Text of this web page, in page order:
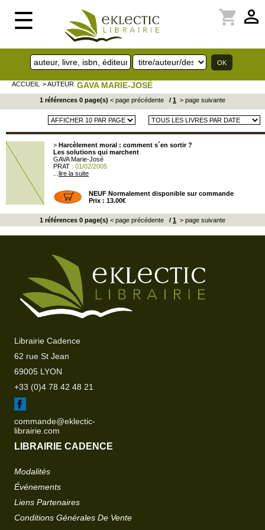
☰ perm_identity
shopping_cart
ACCUEIL > AUTEUR GAVA MARIE-JOSÉ
1 références 0 page(s) < page précédente / 1 > page suivante
> Harcèlement moral : comment s´en sortir ?
Les solutions qui marchent
GAVA Marie-José
PRAT : 01/02/2005
lire la suite
NEUF Normalement disponible sur commande
Prix : 13.00€
1 références 0 page(s) < page précédente / 1 > page suivante
Librairie Cadence
62 rue St Jean
69005 LYON
+33 (0)4 78 42 48 21
commande@eklectic-
librairie.com
LIBRAIRIE CADENCE
Modalités
Événements
Liens Partenaires
Conditions Générales De Vente